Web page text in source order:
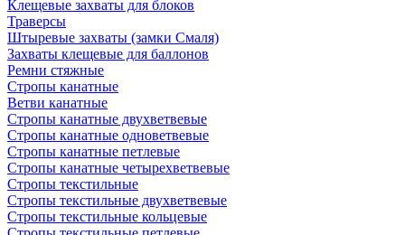
Клещевые захваты для блоков
Траверсы
Штыревые захваты (замки Смаля)
Захваты клещевые для баллонов
Ремни стяжные
Стропы канатные
Ветви канатные
Стропы канатные двухветвевые
Стропы канатные одноветвевые
Стропы канатные петлевые
Стропы канатные четырехветвевые
Стропы текстильные
Стропы текстильные двухветвевые
Стропы текстильные кольцевые